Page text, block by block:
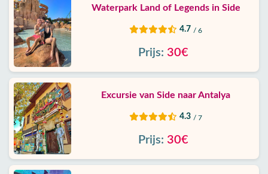
Waterpark Land of Legends in Side
4.7 / 6
Prijs: 30€
Excursie van Side naar Antalya
4.3 / 7
Prijs: 30€